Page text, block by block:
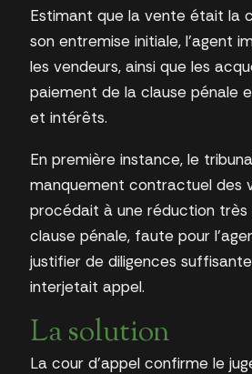
Estimant que la vente était la
son entremise initiale, l’agent
les vendeurs, ainsi que les
paiement de la clause pénale
et intérêts.
En première instance, le
manquement contractuel des
procédait à une réduction très
clause pénale, faute pour
justifier de diligences
interjetait appel.
La solution
La cour d’appel confirme le